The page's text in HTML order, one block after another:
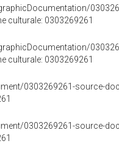
culturale: 0303269261
culturale: 0303269261
0303269261-source-
0303269261-source-